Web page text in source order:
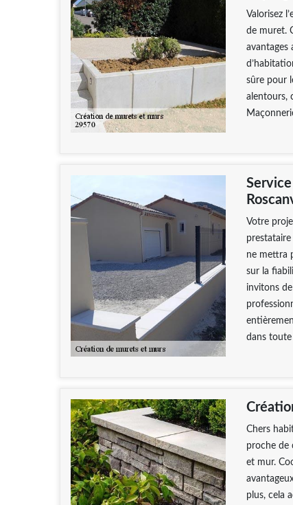
Valorisez
de muret.
sûre pour
alentours,
Votre
ne mettra
sur la
invitons
dans toute
Chers
proche de
et mur.
plus, cela